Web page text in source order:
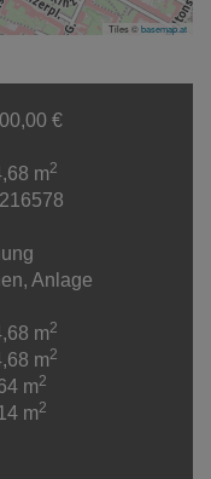
Tiles ©basemap.at
€
m2
Anlage
m2
m2
m2
m2